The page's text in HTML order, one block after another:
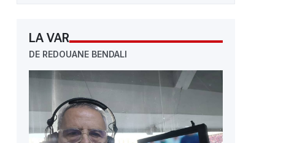
LA VAR
DE REDOUANE BENDALI